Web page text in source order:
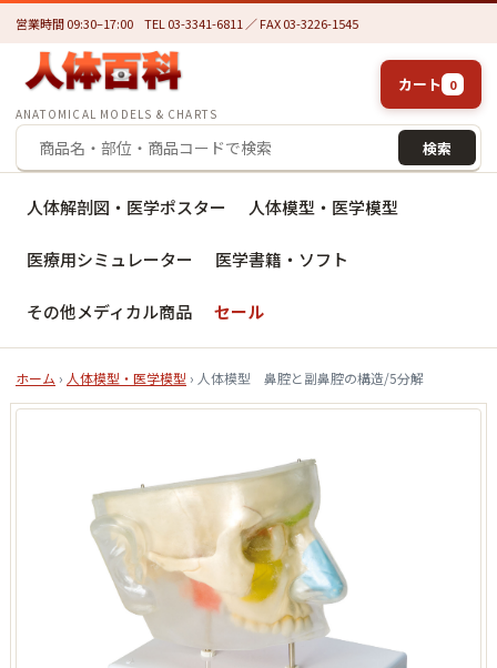
営業時間 09:30–17:00 TEL 03-3341-6811 ／ FAX 03-3226-1545
ANATOMICAL MODELS & CHARTS
検索
カート 0
人体解剖図・医学ポスター 人体模型・医学模型
医療用シミュレーター 医学書籍・ソフト
その他メディカル商品 セール
ホーム › 人体模型・医学模型 › 人体模型 鼻腔と副鼻腔の構造/5分解